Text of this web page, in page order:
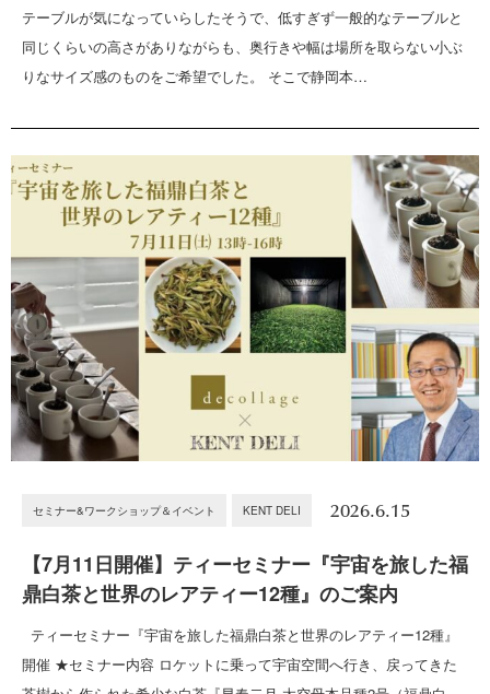
テーブルが気になっていらしたそうで、低すぎず一般的なテーブルと
同じくらいの高さがありながらも、奥行きや幅は場所を取らない小ぶ
りなサイズ感のものをご希望でした。 そこで静岡本…
セミナー&ワークショップ＆イベント KENT DELI 2026.6.15
【7月11日開催】ティーセミナー『宇宙を旅した福
鼎白茶と世界のレアティー12種』のご案内
ティーセミナー『宇宙を旅した福鼎白茶と世界のレアティー12種』
開催 ★セミナー内容 ロケットに乗って宇宙空間へ行き、戻ってきた